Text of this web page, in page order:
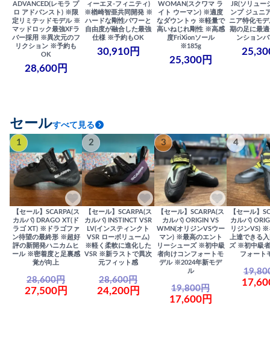
ADVANCED(レモラ プ
ロ アドバンスト) ※限
定リミテッドモデル ※
マッドロック最強XFラ
バー採用 ※異次元のフ
リクション ※予約も
OK
28,600円
ィーエヌ-フィニティ)
※楢崎智亜共同開発 ※
ハードな剛性パワーと
自由度が融合した最強
仕様 ※予約もOK
30,910円
WOMAN(スクワマ ラ
イト ウーマン) ※適度
なダウントゥ ※軽量で
高いねじれ剛性 ※高感
度FriXionソール
※185g
25,300円
JR(ソリュー
ンプ ジュニ
ニア特化モ
期の足に最
ンション
セールすべて見る
1
【セール】SCARPA(ス
カルパ) DRAGO XT(ド
ラゴ XT) ※ドラゴファ
ン待望の最終形 ※超好
評の新開発ハニカムヒ
ール ※密着度と足裏感
覚が向上
28,600円
27,500円
2
【セール】SCARPA(ス
カルパ) INSTINCT VSR
LV(インスティンクト
VSR ローボリューム)
※軽く柔軟に進化した
VSR ※新ラストで異次
元フィット感
28,600円
24,200円
3
【セール】SCARPA(ス
カルパ) ORIGIN VS
WMN(オリジンVSウー
マン) ※最高のエント
リーシューズ ※初中級
者向けコンフォートモ
デル ※2024年新モデ
ル
19,800円
17,600円
4
【セール】
カルパ)
リジンVS) ※
上達できる
ズ ※初中級
フォート